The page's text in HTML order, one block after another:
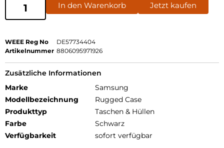
In den Warenkorb Jetzt kaufen
WEEE Reg No
DE57734404
Artikelnummer 8806095971926
Zusätzliche Informationen
Marke
Samsung
Modellbezeichnung
Rugged Case
Produkttyp
Taschen & Hüllen
Farbe
Schwarz
Verfügbarkeit
sofort verfügbar